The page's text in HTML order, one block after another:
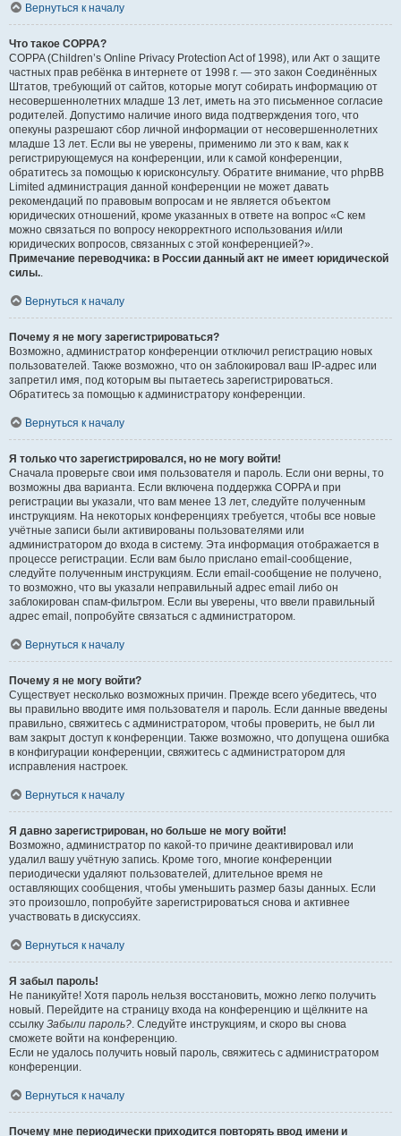
Вернуться к началу
Что такое COPPA?
COPPA (Children’s Online Privacy Protection Act of 1998), или Акт о защите
частных прав ребёнка в интернете от 1998 г. — это закон Соединённых
Штатов, требующий от сайтов, которые могут собирать информацию от
несовершеннолетних младше 13 лет, иметь на это письменное согласие
родителей. Допустимо наличие иного вида подтверждения того, что
опекуны разрешают сбор личной информации от несовершеннолетних
младше 13 лет. Если вы не уверены, применимо ли это к вам, как к
регистрирующемуся на конференции, или к самой конференции,
обратитесь за помощью к юрисконсульту. Обратите внимание, что phpBB
Limited администрация данной конференции не может давать
рекомендаций по правовым вопросам и не является объектом
юридических отношений, кроме указанных в ответе на вопрос «С кем
можно связаться по вопросу некорректного использования и/или
юридических вопросов, связанных с этой конференцией?».
Примечание переводчика: в России данный акт не имеет юридической
силы..
Вернуться к началу
Почему я не могу зарегистрироваться?
Возможно, администратор конференции отключил регистрацию новых
пользователей. Также возможно, что он заблокировал ваш IP-адрес или
запретил имя, под которым вы пытаетесь зарегистрироваться.
Обратитесь за помощью к администратору конференции.
Вернуться к началу
Я только что зарегистрировался, но не могу войти!
Сначала проверьте свои имя пользователя и пароль. Если они верны, то
возможны два варианта. Если включена поддержка COPPA и при
регистрации вы указали, что вам менее 13 лет, следуйте полученным
инструкциям. На некоторых конференциях требуется, чтобы все новые
учётные записи были активированы пользователями или
администратором до входа в систему. Эта информация отображается в
процессе регистрации. Если вам было прислано email-сообщение,
следуйте полученным инструкциям. Если email-сообщение не получено,
то возможно, что вы указали неправильный адрес email либо он
заблокирован спам-фильтром. Если вы уверены, что ввели правильный
адрес email, попробуйте связаться с администратором.
Вернуться к началу
Почему я не могу войти?
Существует несколько возможных причин. Прежде всего убедитесь, что
вы правильно вводите имя пользователя и пароль. Если данные введены
правильно, свяжитесь с администратором, чтобы проверить, не был ли
вам закрыт доступ к конференции. Также возможно, что допущена ошибка
в конфигурации конференции, свяжитесь с администратором для
исправления настроек.
Вернуться к началу
Я давно зарегистрирован, но больше не могу войти!
Возможно, администратор по какой-то причине деактивировал или
удалил вашу учётную запись. Кроме того, многие конференции
периодически удаляют пользователей, длительное время не
оставляющих сообщения, чтобы уменьшить размер базы данных. Если
это произошло, попробуйте зарегистрироваться снова и активнее
участвовать в дискуссиях.
Вернуться к началу
Я забыл пароль!
Не паникуйте! Хотя пароль нельзя восстановить, можно легко получить
новый. Перейдите на страницу входа на конференцию и щёлкните на
ссылку Забыли пароль?. Следуйте инструкциям, и скоро вы снова
сможете войти на конференцию.
Если не удалось получить новый пароль, свяжитесь с администратором
конференции.
Вернуться к началу
Почему мне периодически приходится повторять ввод имени и